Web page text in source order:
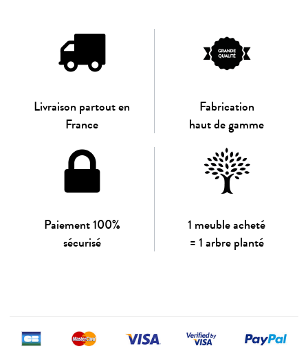
Livraison partout en
France
Fabrication
haut de gamme
Paiement 100%
sécurisé
1 meuble acheté
= 1 arbre planté